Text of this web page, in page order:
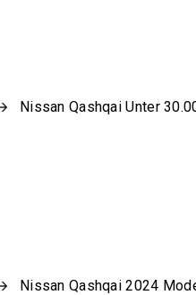
Nissan Qashqai Unter
Nissan Qashqai 2024